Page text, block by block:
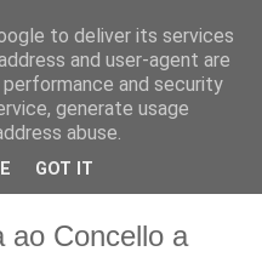
ao Concello a
to deliver its services
and user-agent are
and security
generate usage
abuse.
GOT IT